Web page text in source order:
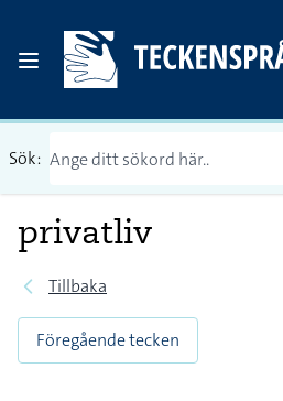
Sök:
privatliv
Tillbaka
Föregående tecken